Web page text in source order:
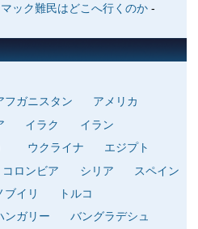
ック難民はどこへ行くのか-
フガニスタン
アメリカ
イラク
イラン
ウクライナ
エジプト
コロンビア シリア
スペイン
ブイリ
トルコ
ンガリー
バングラデシュ